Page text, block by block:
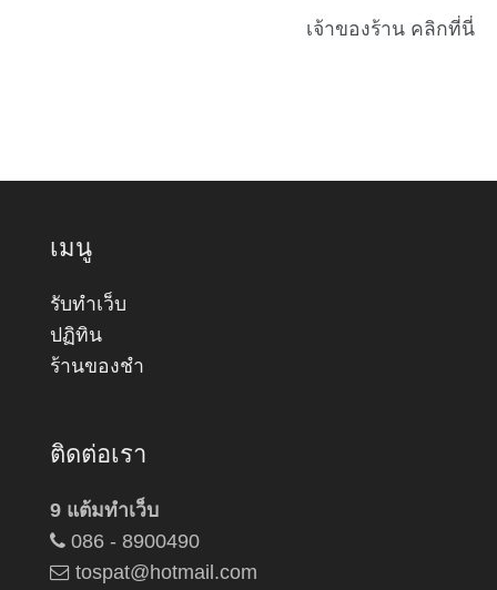
เจ้าของร้าน คลิกที่นี่
เมนู
รับทำเว็บ
ปฏิทิน
ร้านของชำ
ติดต่อเรา
9 แต้มทำเว็บ
086 - 8900490
tospat@hotmail.com